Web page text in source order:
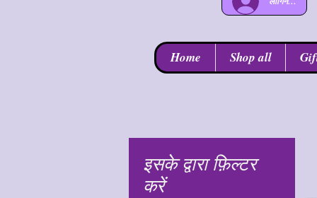
Home Shop all
इसके द्वारा फ़िल्टर
करें